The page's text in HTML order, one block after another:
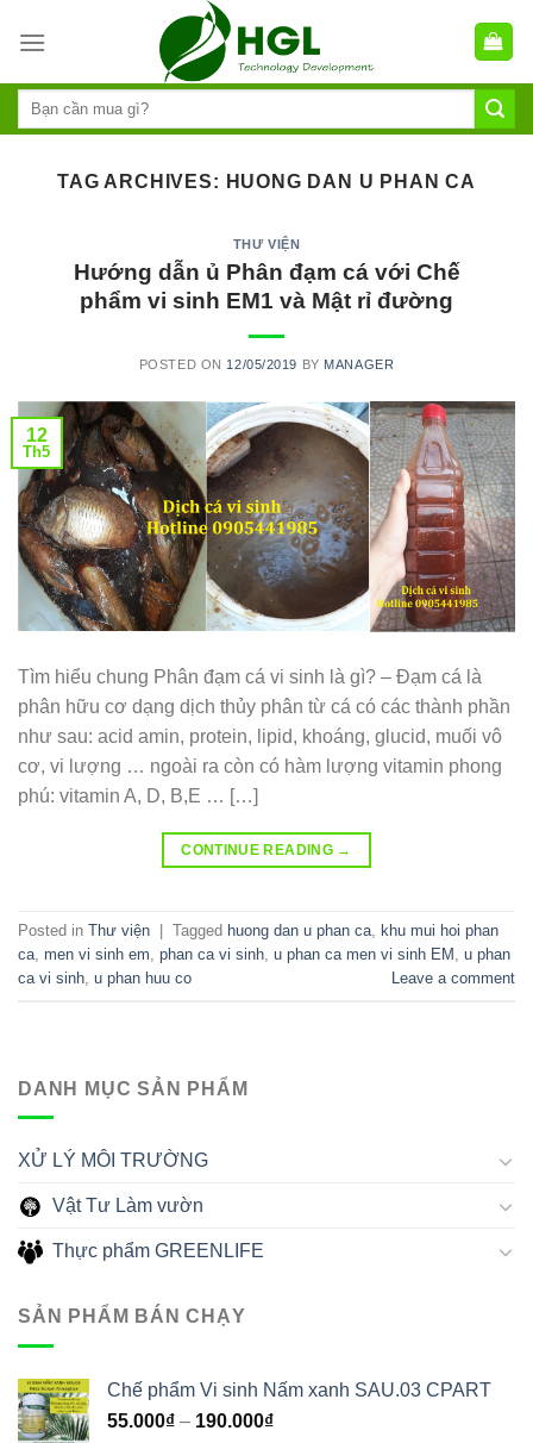
TAG ARCHIVES: HUONG DAN U PHAN CA
THƯ VIỆN
Hướng dẫn ủ Phân đạm cá với Chế
phẩm vi sinh EM1 và Mật rỉ đường
POSTED ON 12/05/2019 BY MANAGER
12
Th5
Tìm hiểu chung Phân đạm cá vi sinh là gì? – Đạm cá là
phân hữu cơ dạng dịch thủy phân từ cá có các thành phần
như sau: acid amin, protein, lipid, khoáng, glucid, muối vô
cơ, vi lượng … ngoài ra còn có hàm lượng vitamin phong
phú: vitamin A, D, B,E … […]
CONTINUE READING →
Posted in Thư viện Tagged huong dan u phan ca
khu mui hoi phan
ca men vi sinh em phan ca vi sinh u phan ca men vi sinh EM
u phan
ca vi sinh u phan huu co Leave a comment
DANH MỤC SẢN PHẨM
XỬ LÝ MÔI TRƯỜNG
Vật Tư Làm vườn
Thực phẩm GREENLIFE
SẢN PHẨM BÁN CHẠY
Chế phẩm Vi sinh Nấm xanh SAU.03 CPART
55.000₫ – 190.000₫